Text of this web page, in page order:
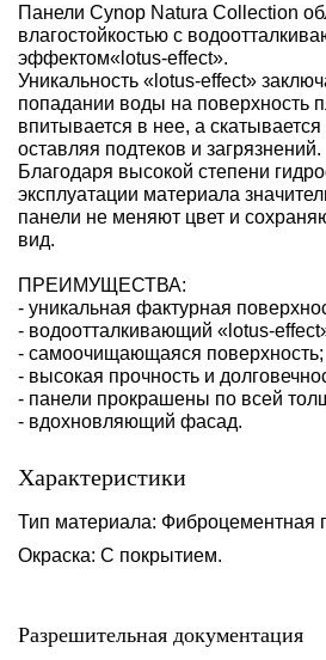
Панели Cynop Natura Collection
влагостойкостью с
эффектом«lotus-effect».
Уникальность «lotus-effect»
попадании воды на поверхность
впитывается в нее, а
оставляя подтеков и загрязнений.
Благодаря высокой степени
эксплуатации материала
панели не меняют цвет и
вид.
ПРЕИМУЩЕСТВА:
- уникальная фактурная
- водоотталкивающий «lotus-
- самоочищающаяся поверхность;
- высокая прочность и
- панели прокрашены по всей
- вдохновляющий фасад.
Характеристики
Тип материала: Фиброцементная
Окраска: С покрытием.
Разрешительная документация